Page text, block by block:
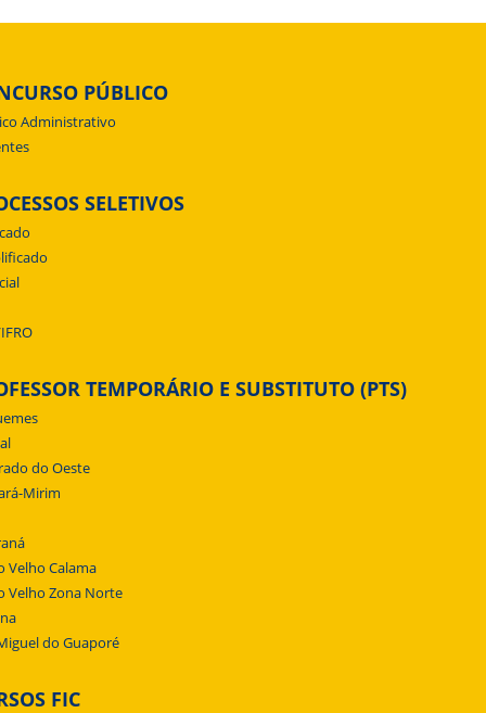
PÚBLICO
Administrativo
SELETIVOS
TEMPORÁRIO E SUBSTITUTO (PTS)
do Oeste
Mirim
Velho Calama
Velho Zona Norte
do Guaporé
FIC